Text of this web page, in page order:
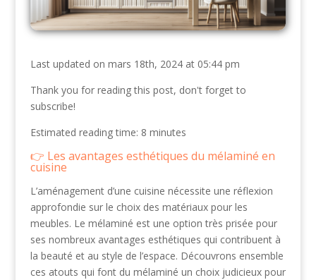
Last updated on mars 18th, 2024 at 05:44 pm
Thank you for reading this post, don't forget to
subscribe!
Estimated reading time: 8 minutes
Les avantages esthétiques du mélaminé en
cuisine
L’aménagement d’une cuisine nécessite une réflexion
approfondie sur le choix des matériaux pour les
meubles. Le mélaminé est une option très prisée pour
ses nombreux avantages esthétiques qui contribuent à
la beauté et au style de l’espace. Découvrons ensemble
ces atouts qui font du mélaminé un choix judicieux pour